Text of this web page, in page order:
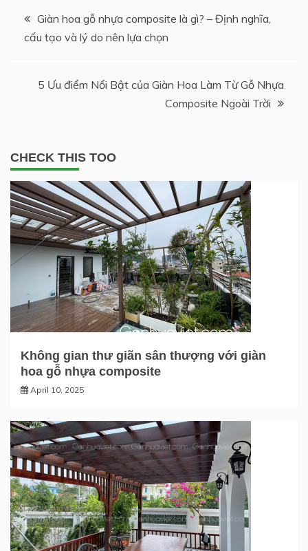
Post
navigation
Giàn hoa gỗ nhựa composite là gì? – Định nghĩa,
cấu tạo và lý do nên lựa chọn
5 Ưu điểm Nổi Bật của Giàn Hoa Làm Từ Gỗ Nhựa
Composite Ngoài Trời
CHECK THIS TOO
Không gian thư giãn sân thượng với giàn
hoa gỗ nhựa composite
April 10, 2025